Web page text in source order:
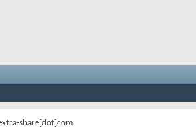
share[dot]com